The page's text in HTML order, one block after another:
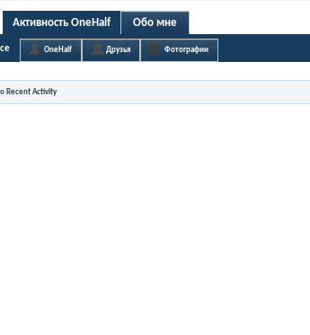
Активность OneHalf Обо мне
OneHalf Друзья Фотографии
Recent Activity